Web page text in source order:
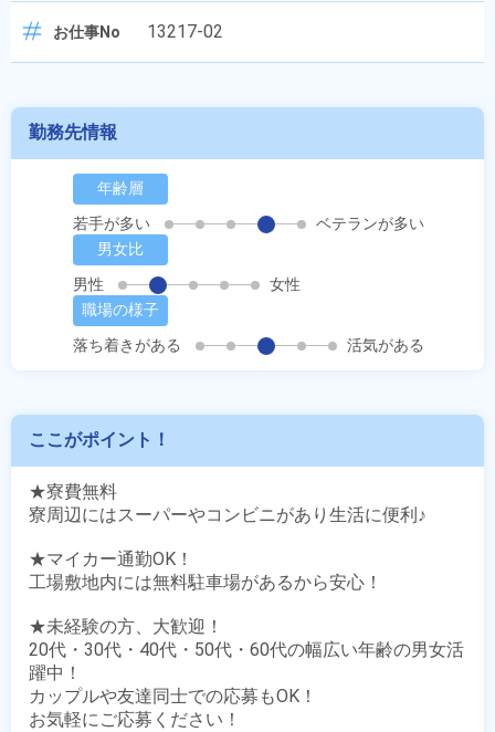
お仕事No 13217-02
勤務先情報
年齢層
若手が多い
ベテランが多い
男女比
男性
女性
職場の様子
落ち着きがある
活気がある
ここがポイント！
★寮費無料
寮周辺にはスーパーやコンビニがあり生活に便利♪
★マイカー通勤OK！
工場敷地内には無料駐車場があるから安心！
★未経験の方、大歓迎！
20代・30代・40代・50代・60代の幅広い年齢の男女活
躍中！
カップルや友達同士での応募もOK！
お気軽にご応募ください！